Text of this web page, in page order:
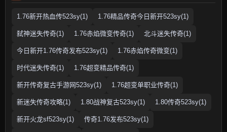
1.76新开热血传523sy(1) 1.76精品传奇今日新开523sy(1)
弑神迷失传奇(1) 1.76赤焰微变传奇(1) 北斗迷失传奇(1)
今日新开1.76传奇发布523sy(1) 1.76赤焰传奇微变(1)
时代迷失传奇(1) 1.76超变精品传奇(1)
新开传奇复古手游网523sy(1) 1.76超变单职业传奇(1)
新迷失传奇攻略(1) 1.80战神复古523sy(1) 1.80传奇523sy(1)
新开火龙sf523sy(1) 传奇1.76发布523sy(1)